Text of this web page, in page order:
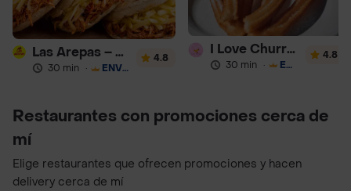
Las Arepas – Arepas Rellenas
30 min · ENVÍO GRATIS
4.8
I Love Churros 95
30 min · ENVÍO GRATIS
4.8
Restaurantes con promociones cerca de
mí
Elige restaurantes que ofrecen promociones y hacen
delivery cerca de mí